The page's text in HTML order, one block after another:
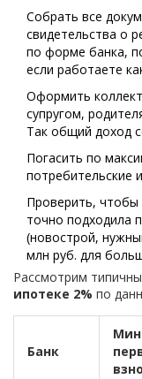
Собрать все
свидетельства о
по форме банка,
если работаете
Оформить
супругом,
Так общий доход
Погасить по
потребительские
Проверить,
точно подходила
(новострой,
млн руб. для
Рассмотрим
ипотеке 2% по
Банк